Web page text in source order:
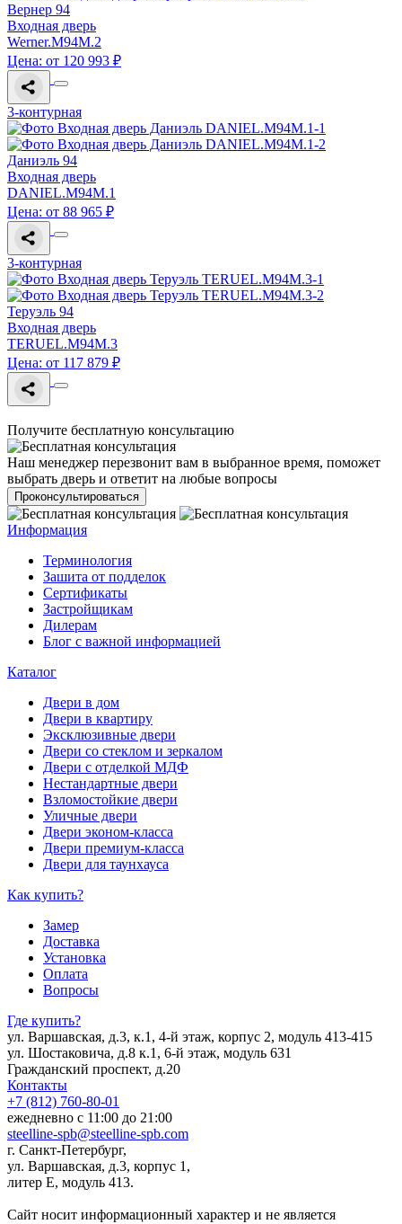
Вернер 94
Входная дверь
Werner.M94M.2
Цена: от 120 993 ₽
3-контурная
Даниэль 94
Входная дверь
DANIEL.M94M.1
Цена: от 88 965 ₽
3-контурная
Теруэль 94
Входная дверь
TERUEL.M94M.3
Цена: от 117 879 ₽
Получите бесплатную консультацию
Наш менеджер перезвонит вам в выбранное время, поможет
выбрать дверь и ответит на любые вопросы
Проконсультироваться
Информация
Терминология
Зашита от подделок
Сертификаты
Застройщикам
Дилерам
Блог с важной информацией
Каталог
Двери в дом
Двери в квартиру
Эксклюзивные двери
Двери со стеклом и зеркалом
Двери с отделкой МДФ
Нестандартные двери
Взломостойкие двери
Уличные двери
Двери эконом-класса
Двери премиум-класса
Двери для таунхауса
Как купить?
Замер
Доставка
Установка
Оплата
Вопросы
Где купить?
ул. Варшавская, д.3, к.1, 4-й этаж, корпус 2, модуль 413-415
ул. Шостаковича, д.8 к.1, 6-й этаж, модуль 631
Гражданский проспект, д.20
Контакты
+7 (812) 760-80-01
ежедневно с 11:00 до 21:00
steelline-spb@steelline-spb.com
г. Санкт-Петербург,
ул. Варшавская, д.3, корпус 1,
литер Е, модуль 413.
Сайт носит информационный характер и не является